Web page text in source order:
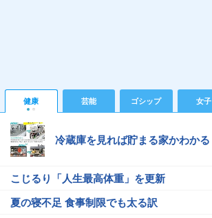
健康 芸能 ゴシップ 女子
冷蔵庫を見れば貯まる家かわかる
こじるり「人生最高体重」を更新
夏の寝不足 食事制限でも太る訳